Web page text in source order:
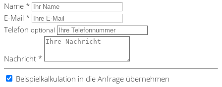
Name *
E-Mail *
Telefon optional
Nachricht *
Beispielkalkulation in die Anfrage übernehmen